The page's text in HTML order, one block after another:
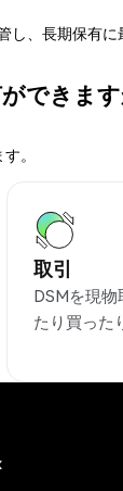
、長期保有
できます
。
取引
DSMを現
たり買った